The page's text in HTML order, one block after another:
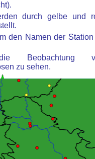
durch gelbe und
den Namen der
Beobachtung
zu sehen.